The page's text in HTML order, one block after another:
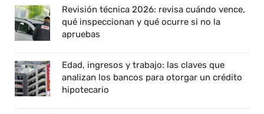
Revisión técnica 2026: revisa cuándo vence,
qué inspeccionan y qué ocurre si no la
apruebas
Edad, ingresos y trabajo: las claves que
analizan los bancos para otorgar un crédito
hipotecario